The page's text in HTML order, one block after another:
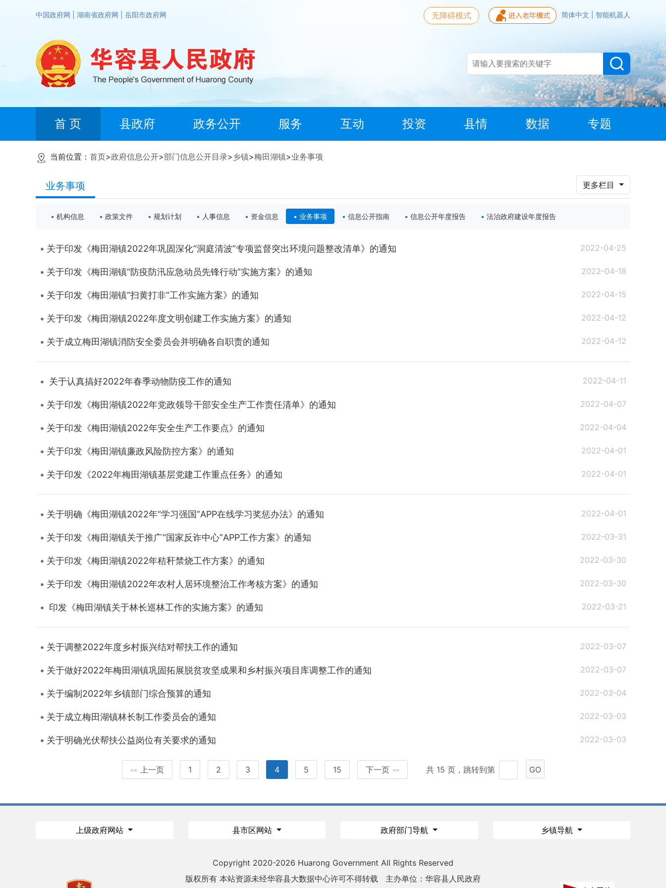
中国政府网 湖南省政府网 岳阳市政府网 简体中文 智能机器人
无障碍模式
首 页 县政府 政务公开 服务 互动 投资 县情 数据 专题
当前位置： 首页>政府信息公开>部门信息公开目录> 乡镇>梅田湖镇>业务事项
业务事项 更多栏目
机构信息 政策文件 规划计划 人事信息 资金信息 业务事项 信息公开指南 信息公开年度报告 法治政府建设年度报告
关于印发《梅田湖镇2022年巩固深化“洞庭清波”专项监督突出环境问题整改清单》的通知 2022-04-25
关于印发《梅田湖镇“防疫防汛应急动员先锋行动”实施方案》的通知 2022-04-18
关于印发《梅田湖镇“扫黄打非”工作实施方案》的通知 2022-04-15
关于印发《梅田湖镇2022年度文明创建工作实施方案》的通知 2022-04-12
关于成立梅田湖镇消防安全委员会并明确各自职责的通知 2022-04-12
关于认真搞好2022年春季动物防疫工作的通知 2022-04-11
关于印发《梅田湖镇2022年党政领导干部安全生产工作责任清单》的通知 2022-04-07
关于印发《梅田湖镇2022年安全生产工作要点》的通知 2022-04-04
关于印发《梅田湖镇廉政风险防控方案》的通知 2022-04-01
关于印发《2022年梅田湖镇基层党建工作重点任务》的通知 2022-04-01
关于明确《梅田湖镇2022年“学习强国”APP在线学习奖惩办法》的通知 2022-04-01
关于印发《梅田湖镇关于推广“国家反诈中心”APP工作方案》的通知 2022-03-31
关于印发《梅田湖镇2022年秸秆禁烧工作方案》的通知 2022-03-30
关于印发《梅田湖镇2022年农村人居环境整治工作考核方案》的通知 2022-03-30
印发《梅田湖镇关于林长巡林工作的实施方案》的通知 2022-03-21
关于调整2022年度乡村振兴结对帮扶工作的通知 2022-03-07
关于做好2022年梅田湖镇巩固拓展脱贫攻坚成果和乡村振兴项目库调整工作的通知 2022-03-07
关于编制2022年乡镇部门综合预算的通知 2022-03-04
关于成立梅田湖镇林长制工作委员会的通知 2022-03-03
关于明确光伏帮扶公益岗位有关要求的通知 2022-03-03
<< 上一页 1 2 3 4 5 15 下一页 >> 共 15 页，跳转到第 GO
上级政府网站 县市区网站 政府部门导航 乡镇导航
Copyright 2020-2026 Huarong Government All Rights Reserved
版权所有 本站资源未经华容县大数据中心许可不得转载
主办单位：华容县人民政府